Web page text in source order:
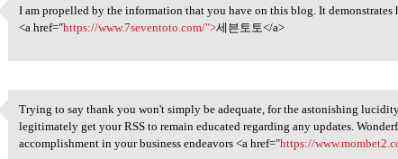
I am propelled by the
I am propelled by the information that you have on this blog. It
<a href="https://www.7seventoto.com/">세븐토토</a>
Trying to say thank you won't
Trying to say thank you won't simply be adequate, for the astonishing
legitimately get your RSS to remain educated regarding any updates.
accomplishment in your business endeavors <a href="https://